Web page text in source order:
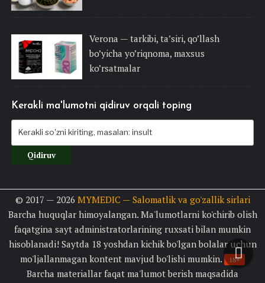
Verona — tarkibi, ta’siri, qo’llash
bo’yicha yo’riqnoma, maxsus
ko’rsatmalar
Kerakli ma'lumotni qidiruv orqali toping
© 2017 — 2026 MYMEDIC — Salomatlik va go'zallik sirlari
Barcha huquqlar himoyalangan. Ma'lumotlarni ko'chirib olish
faqatgina sayt administratorlarining ruxsati bilan mumkin
hisoblanadi! Saytda 18 yoshdan kichik bo'lgan bolalar uchun
mo'ljallanmagan kontent mavjud bo'lishi mumkin.
18+
Barcha materiallar faqat ma'lumot berish maqsadida